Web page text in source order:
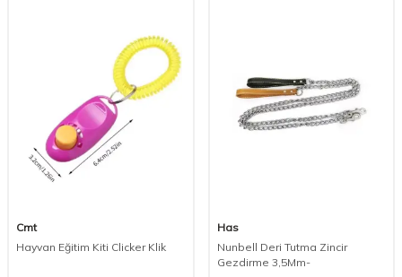
Cmt
Hayvan Eğitim Kiti Clicker Klik
Has
Nunbell Deri Tutma Zincir
Gezdirme 3,5Mm-